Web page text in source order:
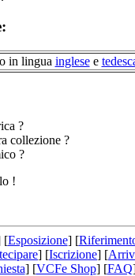
in lingua inglesee
?
collezione ?
?
!
[Esposizione] [
] [Iscrizione] [
] [VCFe Shop] [FAQ